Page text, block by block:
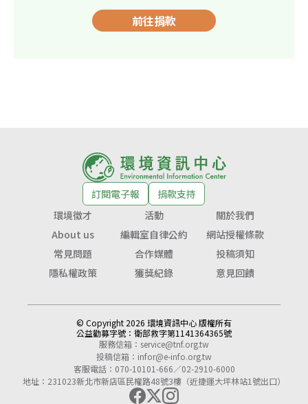
前往捐款
訂閱電子報
捐款支持
環境徵才
活動
關於我們
About us
編輯室自律公約
網站授權條款
常見問題
合作媒體
投稿須知
隱私權政策
獲獎紀錄 意見回饋
© Copyright 2026 環境資訊中心 版權所有
公益勸募字號： 衛部救字第1141364365號
服務信箱： service@tnf.org.tw
投稿信箱： infor@e-info.org.tw
客服電話：070-10101-666／02-2910-6000
地址：231023新北市新店區民權路48號3樓（近捷運大坪林站1號出口）